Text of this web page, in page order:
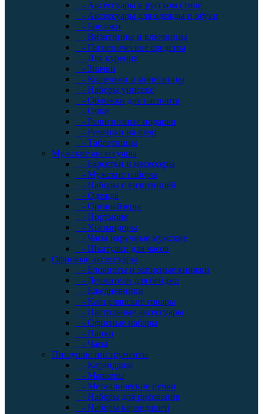
- Аксессуары в русском стиле
- Аксессуары для одежды и обуви
- Брелоки
- Визитницы и ключницы
- Гигиенические средства
- Для курения
- Значки
- Кошельки и монетницы
- Наборы унисекс
- Обложки для паспорта
- Очки
- Религиозные подарки
- Ремешки на шею
- Таблетницы
Мужские аксессуары
- Барсетки и несессеры
- Мужские наборы
- Наборы с визитницей
- Одежда
- Органайзеры
- Портмоне
- Хьюмидоры
- Часы наручные мужские
- Шкатулки для часов
Офисные аксессуары
- Блокноты и записные книжки
- Держатели для бейджа
- Ежедневники
- Канцелярские товары
- Настольные аксессуары
- Офисные наборы
- Папки
- Часы
Пишущие инструменты
- Карандаши
- Маркеры
- Металлические ручки
- Наборы для рисования
- Наборы карандашей